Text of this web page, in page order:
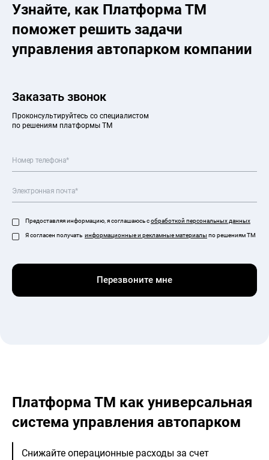
Узнайте, как Платформа ТМ
поможет решить задачи
управления автопарком компании
Заказать звонок
Проконсультируйтесь со специалистом
по решениям платформы ТМ
Предоставляя информацию, я соглашаюсь собработкой персональных данных
Я согласен получать информационные и рекламные материалы по решениям ТМ
Платформа ТМ как универсальная
система управления автопарком
Снижайте операционные расходы за счет